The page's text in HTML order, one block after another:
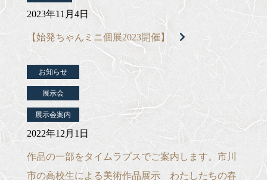
2023年11月4日
【始発ちゃんミニ個展2023開催】
お知らせ
展示会
展示会案内
2022年12月1日
作品の一部をタイムラプスでご案内します。市川
市の高校生による美術作品展示 わたしたちの春